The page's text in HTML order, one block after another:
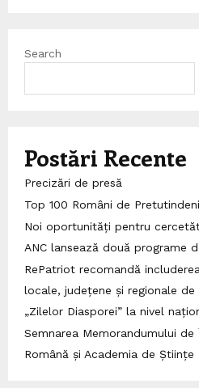
Search
Postări Recente
Precizări de presă
Top 100 Români de Pretutindeni
Noi oportunități pentru
ANC lansează două programe
RePatriot recomandă
locale, județene și regionale
„Zilelor Diasporei” la nivel
Semnarea Memorandumului
Română și Academia de